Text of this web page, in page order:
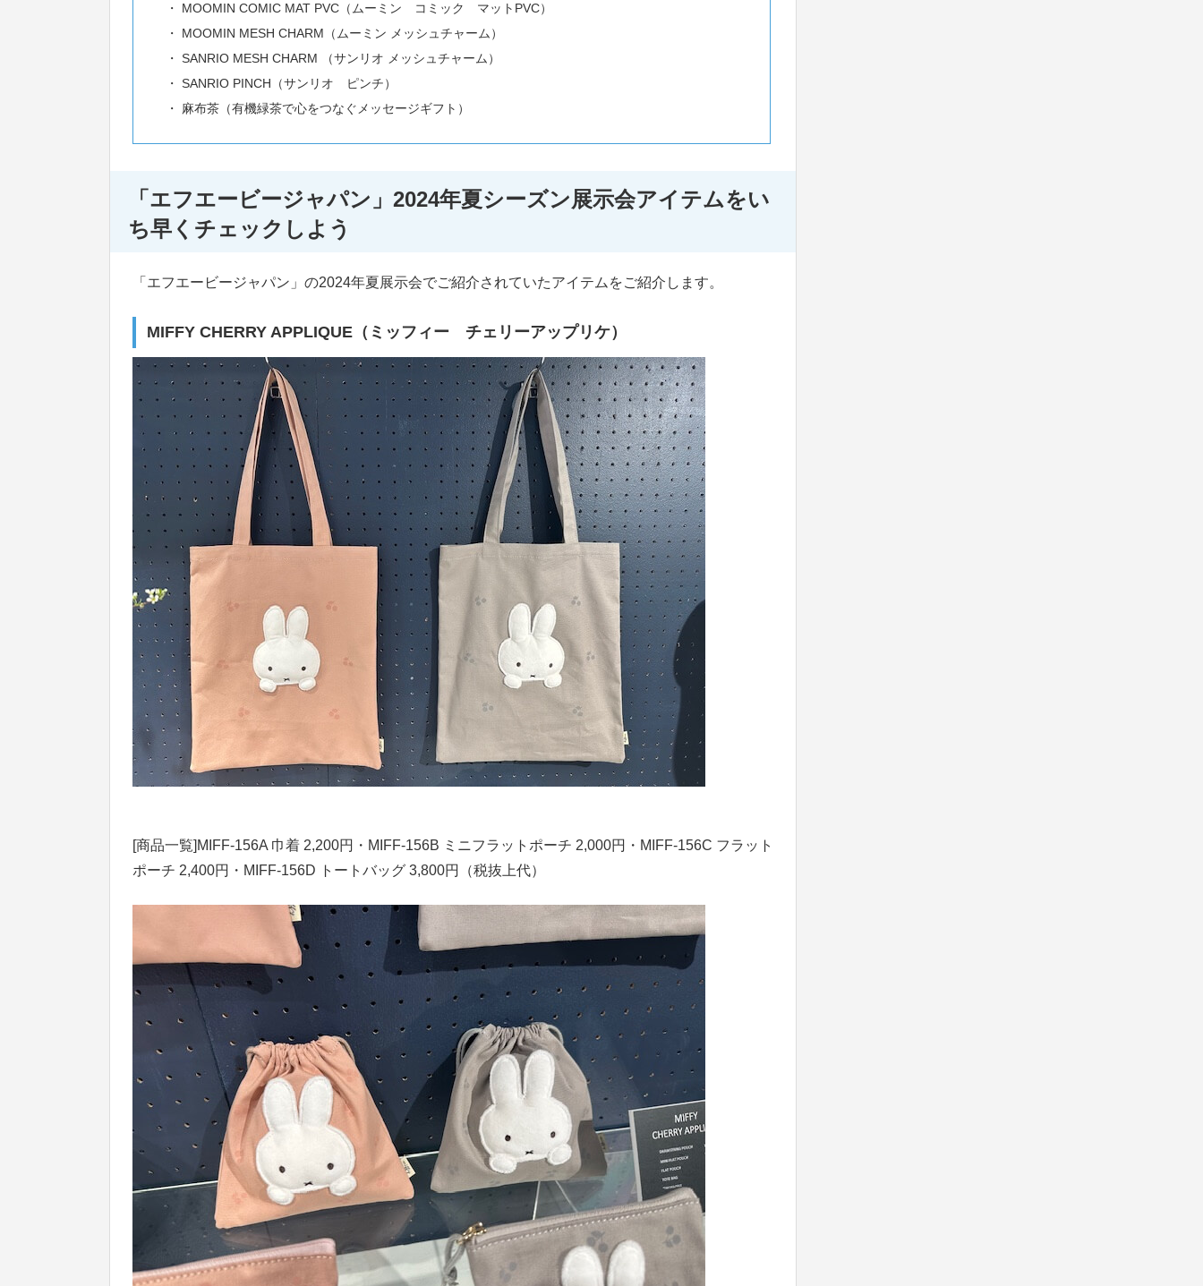
MOOMIN COMIC MAT PVC（ムーミン コミック マットPVC）
MOOMIN MESH CHARM（ムーミン メッシュチャーム）
SANRIO MESH CHARM （サンリオ メッシュチャーム）
SANRIO PINCH（サンリオ ピンチ）
麻布茶（有機緑茶で心をつなぐメッセージギフト）
「エフエービージャパン」2024年夏シーズン展示会アイテムをい
ち早くチェックしよう
「エフエービージャパン」の2024年夏展示会でご紹介されていたアイテムをご紹介します。
MIFFY CHERRY APPLIQUE（ミッフィー チェリーアップリケ）
[商品一覧]MIFF-156A 巾着 2,200円・MIFF-156B ミニフラットポーチ 2,000円・MIFF-156C フラット
ポーチ 2,400円・MIFF-156D トートバッグ 3,800円（税抜上代）